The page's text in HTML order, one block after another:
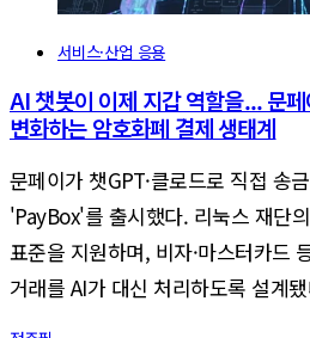
서비스·산업 응용
AI 챗봇이 이제 지갑 역할을... 문
변화하는 암호화폐 결제 생태계
문페이가 챗GPT·클로드로 직접 송
'PayBox'를 출시했다. 리눅스 재단
표준을 지원하며, 비자·마스터카드
거래를 AI가 대신 처리하도록 설계